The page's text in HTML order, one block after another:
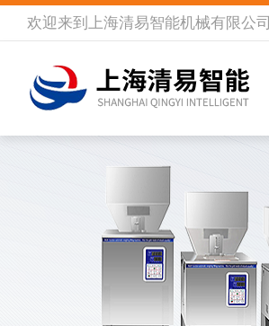
欢迎来到 上海清易智能机械有限公司